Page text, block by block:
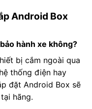
Android Box
hành xe không?
bị cắm ngoài qua
thống điện hay
đặt Android Box sẽ
hãng.